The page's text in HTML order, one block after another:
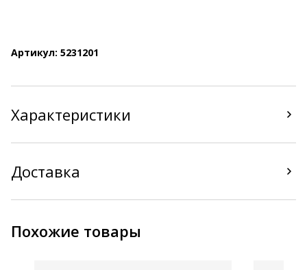
Артикул: 5231201
Характеристики
Доставка
Похожие товары